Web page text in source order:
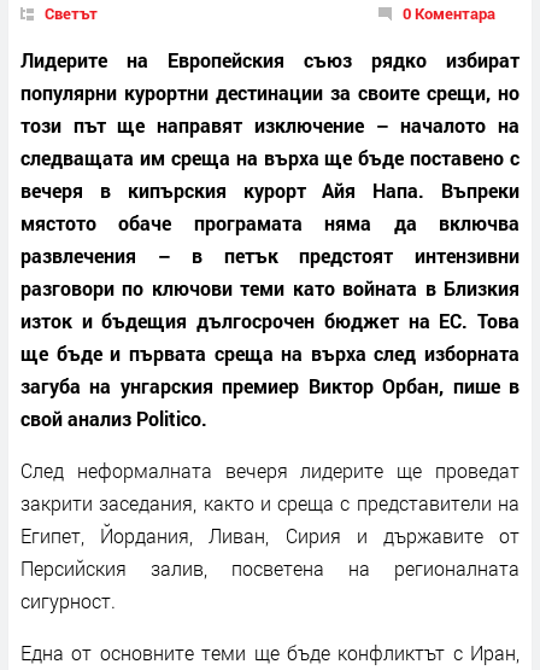
Светът 0 Коментара
Лидерите на Европейския съюз рядко избират
популярни курортни дестинации за своите срещи, но
този път ще направят изключение – началото на
следващата им среща на върха ще бъде поставено с
вечеря в кипърския курорт Айя Напа. Въпреки
мястото обаче програмата няма да включва
развлечения – в петък предстоят интензивни
разговори по ключови теми като войната в Близкия
изток и бъдещия дългосрочен бюджет на ЕС. Това
ще бъде и първата среща на върха след изборната
загуба на унгарския премиер Виктор Орбан, пише в
свой анализ Politico.
След неформалната вечеря лидерите ще проведат
закрити заседания, както и среща с представители на
Египет, Йордания, Ливан, Сирия и държавите от
Персийския залив, посветена на регионалната
сигурност.
Една от основните теми ще бъде конфликтът с Иран,